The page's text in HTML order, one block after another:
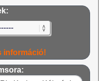
információ!